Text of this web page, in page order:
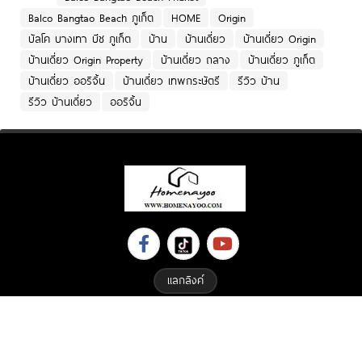
Balco Bangtao Beach ภูเก็ต
HOME
Origin
บัลโค บางเทา บีช ภูเก็ต
บ้าน บ้านเดี่ยว
บ้านเดี่ยว Origin
บ้านเดี่ยว Origin Property
บ้านเดี่ยว ถลาง
บ้านเดี่ยว ภูเก็ต
บ้านเดี่ยว ออริจิ้น
บ้านเดี่ยว เทพกระษัตรี
รีวิว บ้าน
รีวิว บ้านเดี่ยว
ออริจิ้น
แลกลิงค์